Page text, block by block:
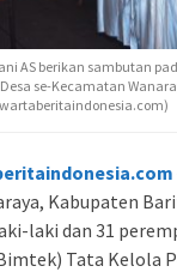
AS berikan sambutan
se-Kecamatan
Kabupaten
laki dan 31
Tata Kelola